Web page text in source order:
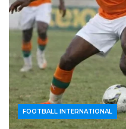
ACTUALITÉS FOOTBALL
FOOTBALL AFRICAIN
FOOTBALL INTERNATIONAL